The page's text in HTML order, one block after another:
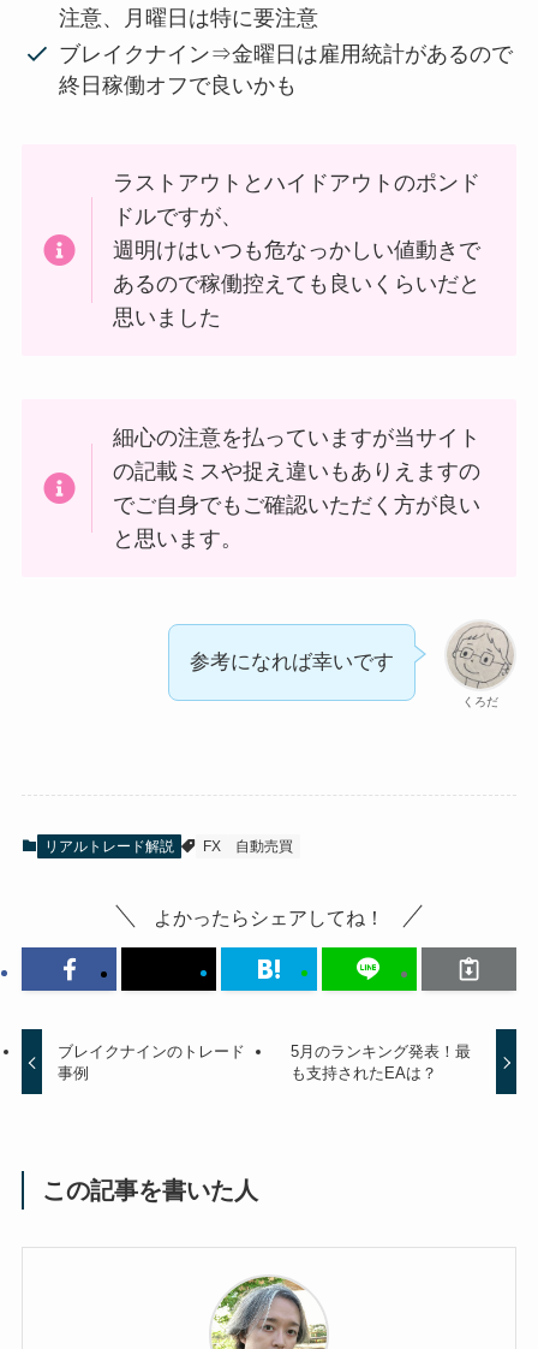
注意、月曜日は特に要注意
ブレイクナイン⇒金曜日は雇用統計があるので
終日稼働オフで良いかも
ラストアウトとハイドアウトのポンド
ドルですが、
週明けはいつも危なっかしい値動きで
あるので稼働控えても良いくらいだと
思いました
細心の注意を払っていますが当サイト
の記載ミスや捉え違いもありえますの
でご自身でもご確認いただく方が良い
と思います。
くろだ
参考になれば幸いです
リアルトレード解説 FX 自動売買
よかったらシェアしてね！
ブレイクナインのトレード
事例
5月のランキング発表！最
も支持されたEAは？
この記事を書いた人